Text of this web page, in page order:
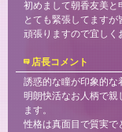
初めまして朝香友美と
とても緊張してます
頑張りますので宜しく
店長コメント
誘惑的な瞳が印象的な
明朗快活なお人柄で親
ます。
性格は真面目で質実で